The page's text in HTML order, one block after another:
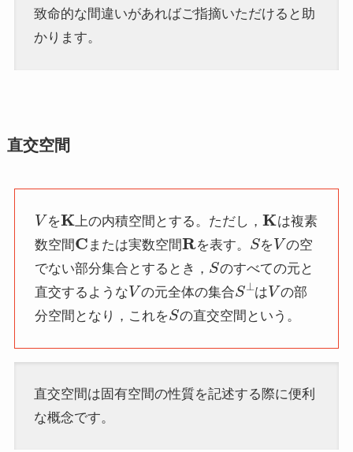
致命的な間違いがあればご指摘いただけると助
かります。
直交空間
V
を
K
上の内積空間とする。ただし，
K
は複素
数空間
C
または実数空間
R
を表す。
S
を
V
の空
でない部分集合とするとき，
S
のすべての元と
直交するような
V
の元全体の集合
S ⊥
は
V
の部
分空間となり，これを
S
の直交空間という。
直交空間は固有空間の性質を記述する際に便利
な概念です。